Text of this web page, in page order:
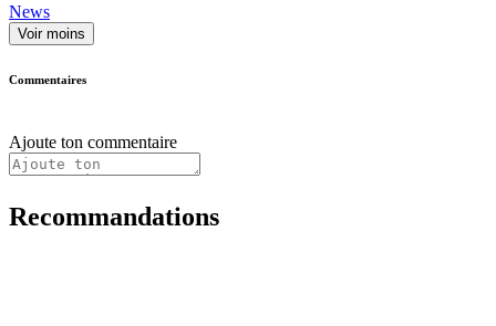
News
Voir moins
Commentaires
Ajoute ton commentaire
Recommandations